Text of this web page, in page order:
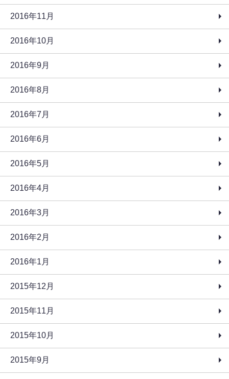
2016年11月
2016年10月
2016年9月
2016年8月
2016年7月
2016年6月
2016年5月
2016年4月
2016年3月
2016年2月
2016年1月
2015年12月
2015年11月
2015年10月
2015年9月